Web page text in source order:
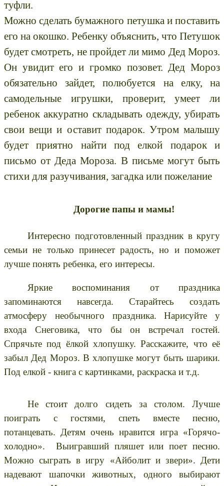
Можно сделать бумажного петушка и поставить
его на окошко. Ребенку объяснить, что Петушок
будет смотреть, не пройдет ли мимо Дед Мороз.
Он увидит его и громко позовет. Дед Мороз
обязательно зайдет, полюбуется на елку, на
самодельные игрушки, проверит, умеет ли
ребенок аккуратно складывать одежду, убирать
свои вещи и оставит подарок. Утром малышу
будет приятно найти под елкой подарок и
письмо от Деда Мороза. В письме могут быть
стихи для разучивания, загадка или пожелание
Дорогие папы и мамы!
Интересно подготовленный праздник в кругу
семьи не только принесет радость, но и поможет
лучше понять ребенка, его интересы.
Яркие воспоминания от праздника
запоминаются навсегда. Старайтесь создать
атмосферу необычного праздника. Нарисуйте у
входа Снеговика, что бы он встречал гостей.
Спрячьте под ёлкой хлопушку. Расскажите, что её
забыл Дед Мороз. В хлопушке могут быть шарики.
Под елкой - книга с картинками, раскраска и т.д.
Не стоит долго сидеть за столом. Лучше
поиграть с гостями, спеть вместе песню,
потанцевать. Детям очень нравится игра «Горячо-
холодно». Выигравший пляшет или поет песню.
Можно сыграть в игру «Айболит и звери». Дети
надевают шапочки животных, одного выбирают